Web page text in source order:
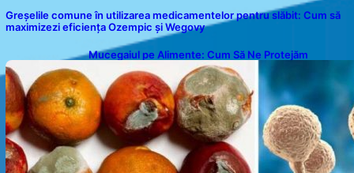
Greșelile comune în utilizarea medicamentelor pentru slăbit: Cum să
maximizezi eficiența Ozempic și Wegovy
Mucegaiul pe Alimente: Cum Să Ne Protejăm